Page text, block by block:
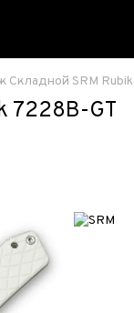
Складной SRM Rubik
7228B-GT